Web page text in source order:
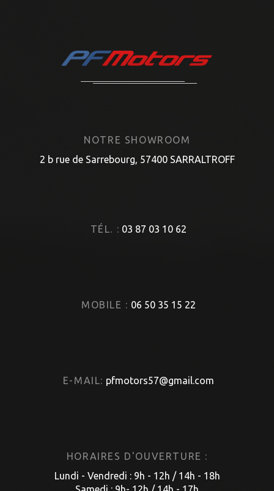
NOTRE SHOWROOM
2 b rue de Sarrebourg, 57400 SARRALTROFF
TÉL. : 03 87 03 10 62
MOBILE : 06 50 35 15 22
E-MAIL: pfmotors57@gmail.com
HORAIRES D'OUVERTURE :
Lundi - Vendredi : 9h - 12h / 14h - 18h